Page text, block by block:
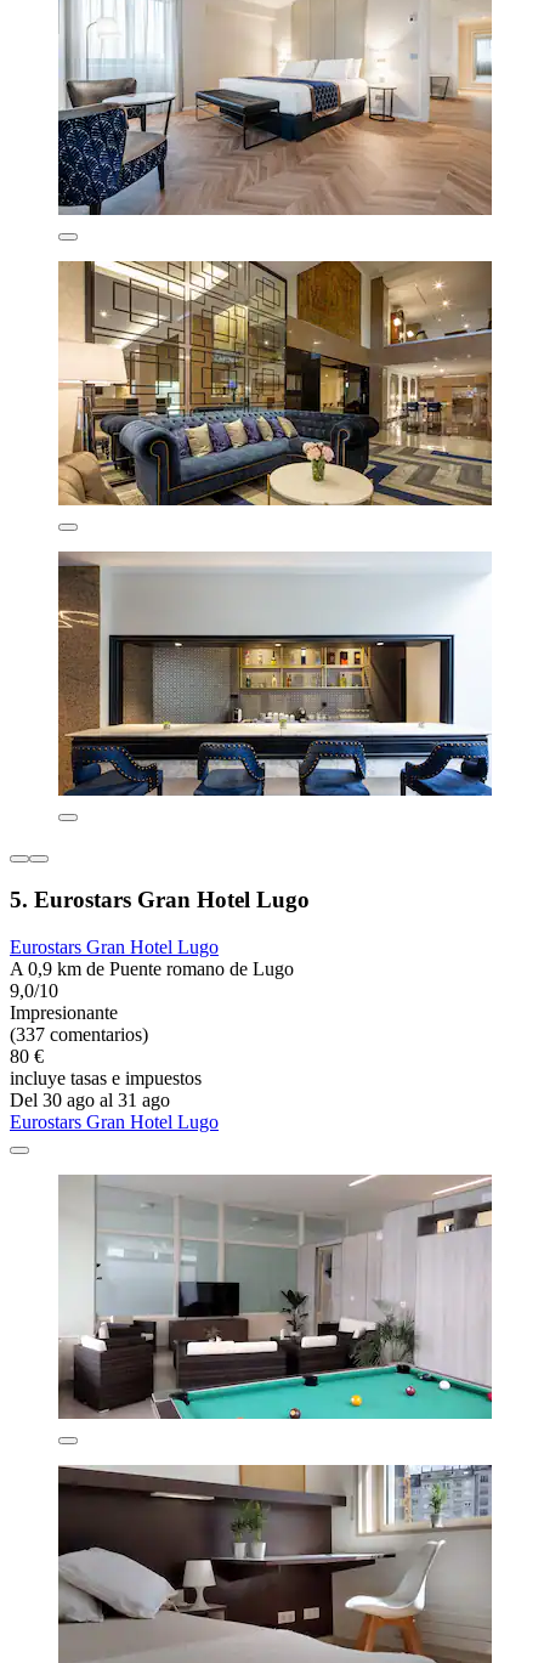
5. Eurostars Gran Hotel Lugo
Eurostars Gran Hotel Lugo
A 0,9 km de Puente romano de Lugo
9,0/10
Impresionante
(337 comentarios)
80 €
incluye tasas e impuestos
Del 30 ago al 31 ago
Eurostars Gran Hotel Lugo